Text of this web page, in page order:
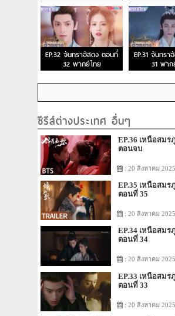
EP.32 จันทราอัสดง ตอนที่
32 พากย์ไทย
EP.31 จันทร
31 พาก
ซีรีส์ต่างประเทศ อื่นๆ
EP.36 เหนือสม
ตอนจบ
: 20 สิงหาคม
EP.35 เหนือสม
ตอนที่ 35
: 20 สิงหาคม
EP.34 เหนือสม
ตอนที่ 34
: 20 สิงหาคม
EP.33 เหนือสม
ตอนที่ 33
: 20 สิงหาคม